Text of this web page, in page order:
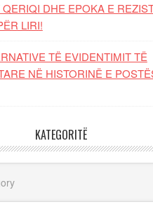
QERIQI DHE EPOKA E
LIRI!
TË EVIDENTIMIT TË
NË HISTORINË E
KATEGORITË